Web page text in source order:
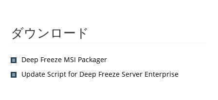
ダウンロード
Deep Freeze MSI Packager
Update Script for Deep Freeze Server Enterprise